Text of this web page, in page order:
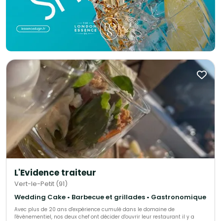
L'Evidence traiteur
Vert-le-Petit (91)
Wedding Cake • Barbecue et grillades • Gastronomique
Avec plus de 20 ans d'expérience cumulé dans le domaine de
l'évènementiel, nos deux chef ont décider d'ouvrir leur restaurant il y a